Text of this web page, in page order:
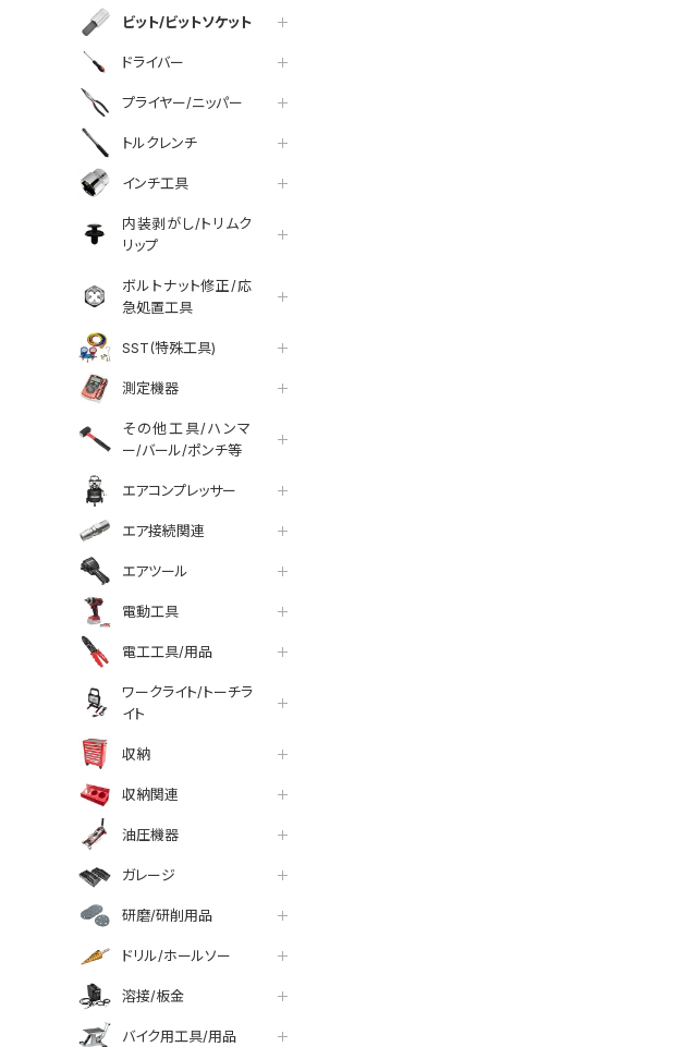
ビット/ビットソケット
ドライバー
プライヤー/ニッパー
トルクレンチ
インチ工具
内装剥がし/トリムク
リップ
ボルトナット修正/応
急処置工具
SST(特殊工具)
測定機器
その他工具/ハンマ
ー/バール/ポンチ等
エアコンプレッサー
エア接続関連
エアツール
電動工具
電工工具/用品
ワークライト/トーチラ
イト
収納
収納関連
油圧機器
ガレージ
研磨/研削用品
ドリル/ホールソー
溶接/板金
バイク用工具/用品